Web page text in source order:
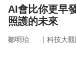
AI會比你更早
照護的未來
鄒明珆 ｜ 科技大